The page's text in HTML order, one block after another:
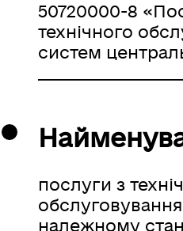
50720000-8
технічного
систем
послуги з
належному